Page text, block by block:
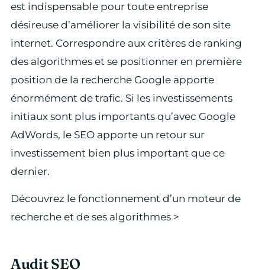
est indispensable pour toute entreprise
désireuse d’améliorer la visibilité de son site
internet. Correspondre aux critères de ranking
des algorithmes et se positionner en première
position de la recherche Google apporte
énormément de trafic. Si les investissements
initiaux sont plus importants qu’avec Google
AdWords, le SEO apporte un retour sur
investissement bien plus important que ce
dernier.
Découvrez le fonctionnement d’un moteur de
recherche et de ses algorithmes >
Audit SEO